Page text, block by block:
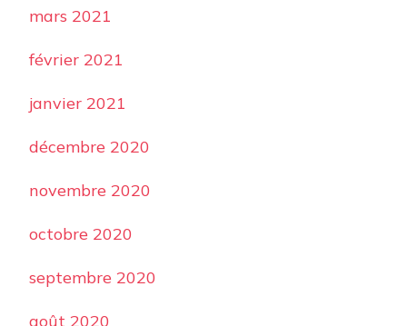
mars 2021
février 2021
janvier 2021
décembre 2020
novembre 2020
octobre 2020
septembre 2020
août 2020